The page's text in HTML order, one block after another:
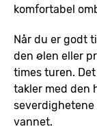
komfortabel
Når du er godt
den ølen eller
times turen.
takler med den
vannet.